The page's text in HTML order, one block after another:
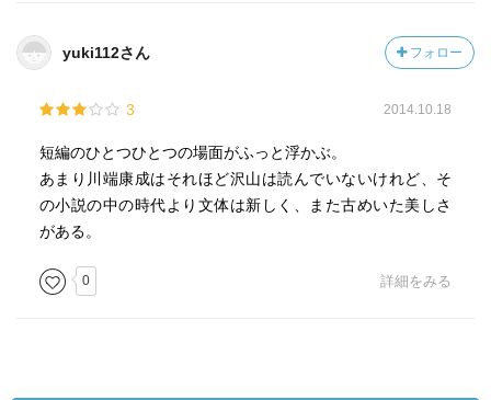
い。その時こそ真の作者の境にはいるかもしれない」
「再婚者」の名言
子供達と私達とは、一つの時の河を流れながら、入りまざ
って流れを濁したり波を立てたりすることなく、子供達と
私達との流れが同じ速さでないのを追いも追われもしなか
yuki112さん フォロー
3 2014.10.18
短編のひとつひとつの場面がふっと浮かぶ。
あまり川端康成はそれほど沢山は読んでいないけれど、そ
の小説の中の時代より文体は新しく、また古めいた美しさ
がある。
0 詳細をみる